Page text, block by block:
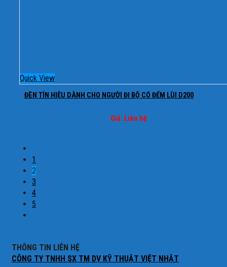
Quick View
ĐÈN TÍN HIỆU DÀNH CHO NGƯỜI ĐI BỘ CÓ ĐẾM LÙI D200
Giá: Liên hệ
1
2
3
4
5
THÔNG TIN LIÊN HỆ
CÔNG TY TNHH SX TM DV KỸ THUẬT VIỆT NHẬT